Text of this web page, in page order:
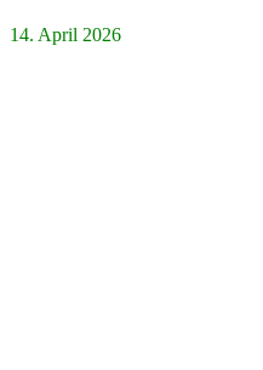
14. April 2026